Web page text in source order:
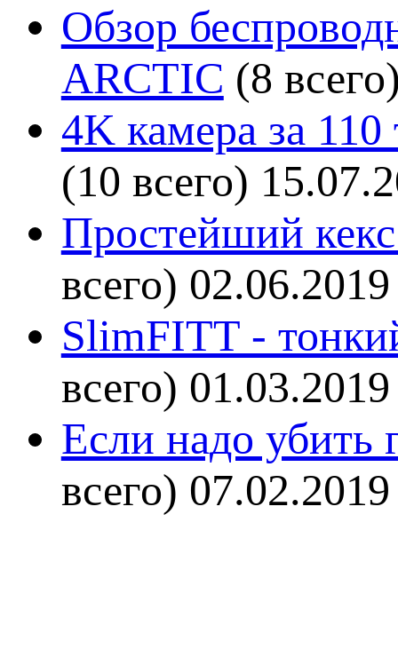
Обзор
ARCTIC (8
4K камера за
(10 всего)
Простейший кекс
всего) 02.06.2019
SlimFITT -
всего) 01.03.2019
Если надо убить
всего) 07.02.2019